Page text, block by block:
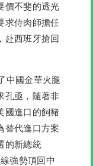
價不斐的透光
求侍肉師擔任
赴西班牙搶回
中國金華火腿
孔亟，隨著非
國進口的飼豬
替代進口方案
的新總統
強勢頂回中